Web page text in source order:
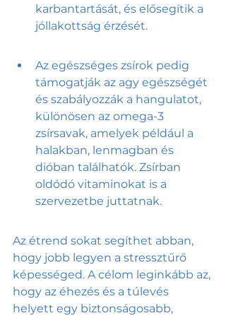
karbantartását, és elősegítik a
jóllakottság érzését.
Az egészséges zsírok pedig
támogatják az agy egészségét
és szabályozzák a hangulatot,
különösen az omega-3
zsírsavak, amelyek például a
halakban, lenmagban és
dióban találhatók. Zsírban
oldódó vitaminokat is a
szervezetbe juttatnak.
Az étrend sokat segíthet abban,
hogy jobb legyen a stressztűrő
képességed. A célom leginkább az,
hogy az éhezés és a túlevés
helyett egy biztonságosabb,